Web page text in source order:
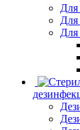
Для
Для
Для